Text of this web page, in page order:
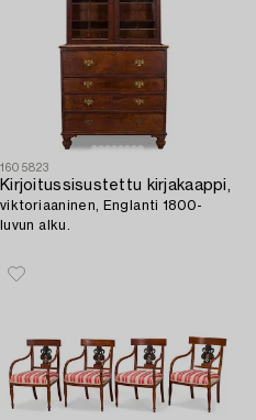
1605823
Kirjoitussisustettu kirjakaappi,
viktoriaaninen, Englanti 1800-
luvun alku.